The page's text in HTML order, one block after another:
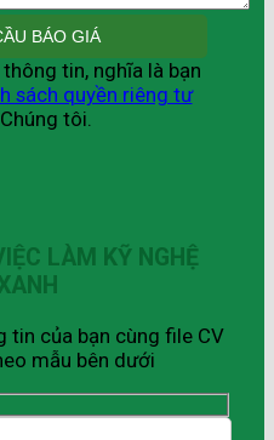
tin, nghĩa là bạn
sách quyền riêng tư
tôi.
LÀM KỸ NGHỆ
tin của bạn cùng file CV
mẫu bên dưới